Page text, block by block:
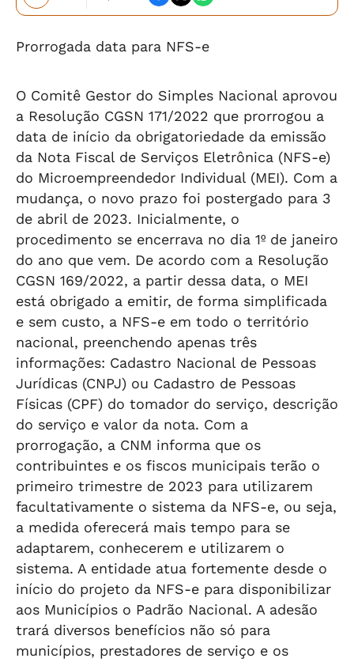
Prorrogada data para NFS-e
O Comitê Gestor do Simples Nacional aprovou
a Resolução CGSN 171/2022 que prorrogou a
data de início da obrigatoriedade da emissão
da Nota Fiscal de Serviços Eletrônica (NFS-e)
do Microempreendedor Individual (MEI). Com a
mudança, o novo prazo foi postergado para 3
de abril de 2023. Inicialmente, o
procedimento se encerrava no dia 1º de janeiro
do ano que vem. De acordo com a Resolução
CGSN 169/2022, a partir dessa data, o MEI
está obrigado a emitir, de forma simplificada
e sem custo, a NFS-e em todo o território
nacional, preenchendo apenas três
informações: Cadastro Nacional de Pessoas
Jurídicas (CNPJ) ou Cadastro de Pessoas
Físicas (CPF) do tomador do serviço, descrição
do serviço e valor da nota. Com a
prorrogação, a CNM informa que os
contribuintes e os fiscos municipais terão o
primeiro trimestre de 2023 para utilizarem
facultativamente o sistema da NFS-e, ou seja,
a medida oferecerá mais tempo para se
adaptarem, conhecerem e utilizarem o
sistema. A entidade atua fortemente desde o
início do projeto da NFS-e para disponibilizar
aos Municípios o Padrão Nacional. A adesão
trará diversos benefícios não só para
municípios, prestadores de serviço e os